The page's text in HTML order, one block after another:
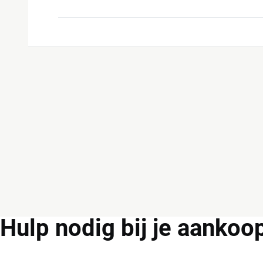
Hulp nodig bij je